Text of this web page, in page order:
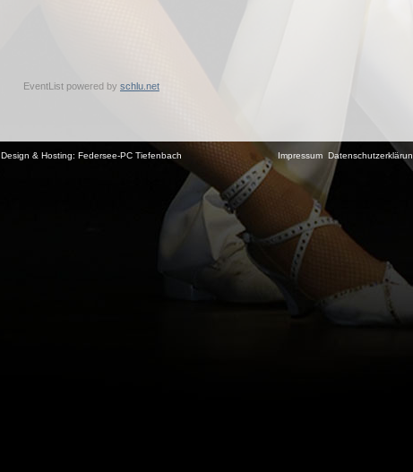
EventList powered by schlu.net
Design & Hosting: Federsee-PC Tiefenbach Impressum